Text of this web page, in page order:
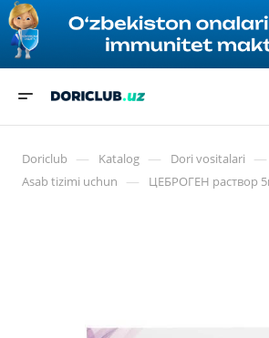
Doriclub — Katalog — Dori vositalari —
Asab tizimi uchun — ЦЕБРОГЕН раствор